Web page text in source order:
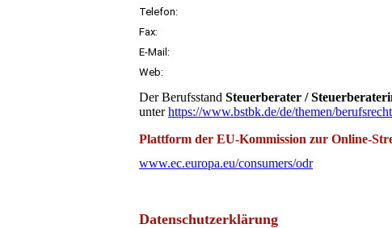
Telefon:
Fax:
E-Mail:
Web:
Der Berufsstand Steuerberater /
unterhttps://www.bstbk.de/de/themen/berufsrecht
Plattform der EU-Kommission zur Online-
www.ec.europa.eu/consumers/odr
Datenschutz­erklärung